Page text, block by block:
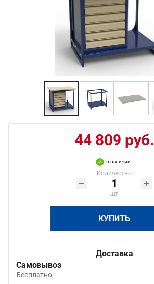
44 809 руб.
в наличии
Количество
шт
КУПИТЬ
Доставка
Самовывоз
Бесплатно.